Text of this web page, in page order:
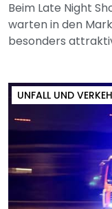
Beim Late Night
warten in den
besonders
UNFALL UND